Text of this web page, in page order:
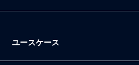
ユースケース